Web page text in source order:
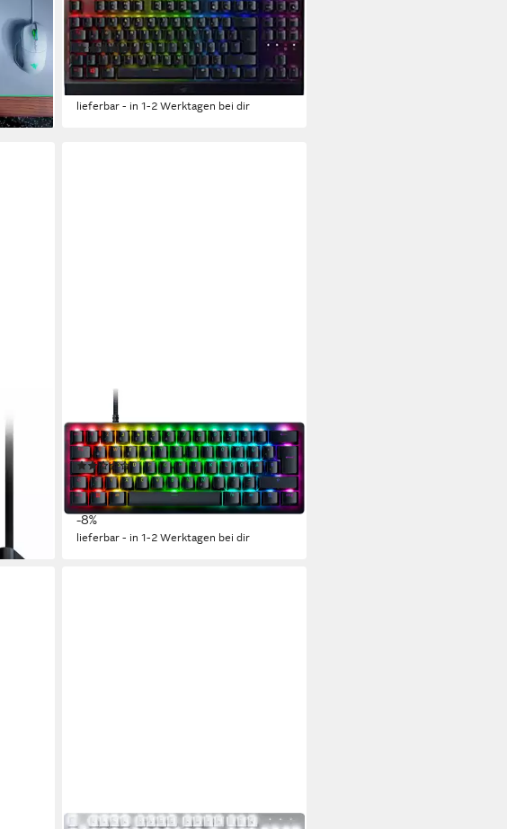
Blackwidow V3 Tenkeyless - Green -
DE Gaming-Tastatur
(25)
ab 96,30 € UVP109,99 €
-12%
lieferbar - in 1-2 Werktagen bei dir
Huntsman V3 Pro Mini DE Layout
Gaming-Tastatur
(1)
ab 193,15 € UVP209,99 €
17,64 €mtl. in 12 Raten
-8%
lieferbar - in 1-2 Werktagen bei dir